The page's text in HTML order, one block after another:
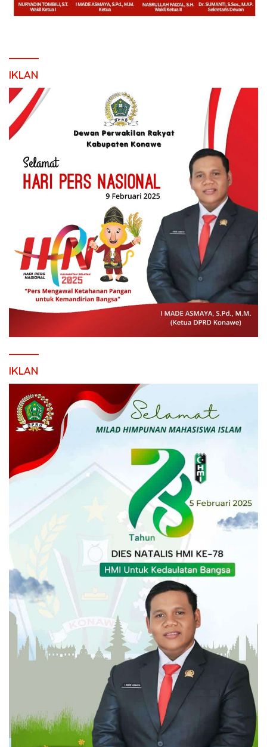
IKLAN
IKLAN